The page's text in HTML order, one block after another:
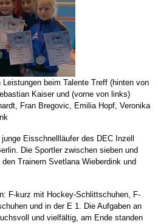
beim Talente Treff (hinten von
Kaiser und (vorne von links)
Fran Bregovic, Emilia Hopf, Veronika
Eisschnellläufer des DEC Inzell
Die Sportler zwischen sieben und
Trainern Svetlana Wieberdink und
F-kurz mit Hockey-Schlittschuhen, F-
und in der E 1. Die Aufgaben an
und vielfältig, am Ende standen